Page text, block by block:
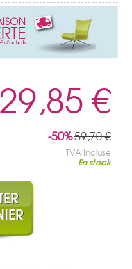
29,85 €
-50%59,70 €
TVA Incluse
En stock